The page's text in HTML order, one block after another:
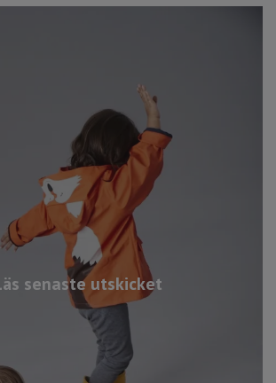
senaste utskicket